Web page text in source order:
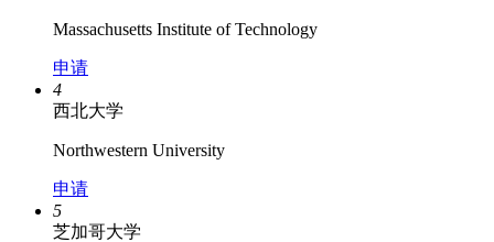
Massachusetts Institute of Technology
申请
4
西北大学
Northwestern University
申请
5
芝加哥大学